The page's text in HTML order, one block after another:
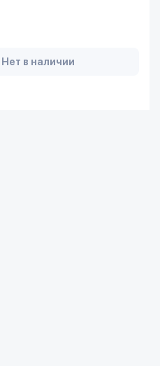
Нет в наличии